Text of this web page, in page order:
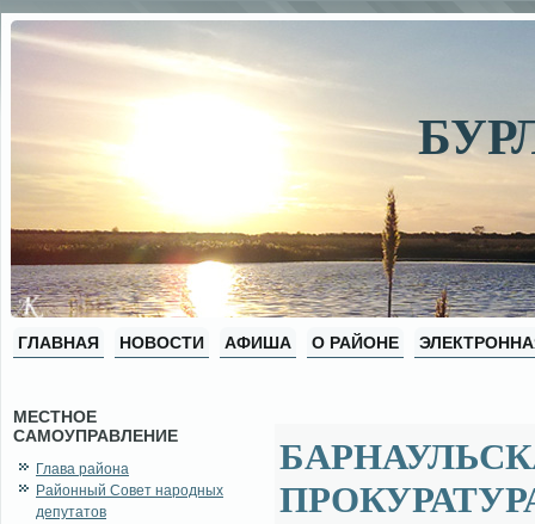
ГЛАВНАЯ НОВОСТИ АФИША О РАЙОНЕ
МЕСТНОЕ
САМОУПРАВЛЕНИЕ
Глава района
Районный Совет народных
депутатов